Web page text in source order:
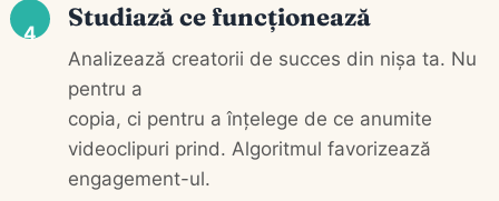
4
Studiază ce funcționează
Analizează creatorii de succes din nișa ta. Nu
pentru a
copia, ci pentru a înțelege de ce anumite
videoclipuri prind. Algoritmul favorizează
engagement-ul.